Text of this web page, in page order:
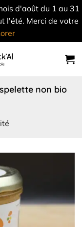
d'août du 1 au 31
l'été. Merci de votre